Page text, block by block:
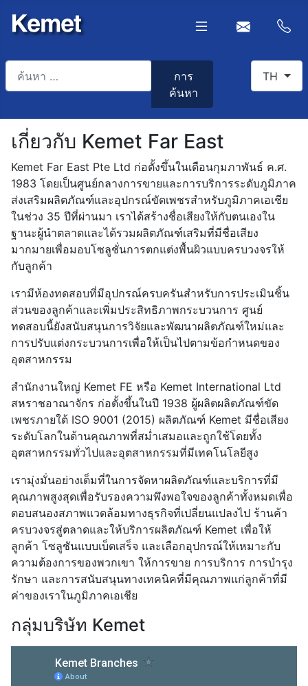
การค้นหา
Type 2 or more characters for results.
การ
ค้นหา
TH
เกี่ยวกับ Kemet Far East
Kemet Far East Pte Ltd ก่อตั้งขึ้นในเดือนกุมภาพันธ์ ค.ศ.
1983 โดยเป็นศูนย์กลางการขายและการบริการระดับภูมิภาค
ส่งเสริมผลิตภัณฑ์และอุปกรณ์ขัดเพชรสำหรับภูมิภาคเอเชีย
ในช่วง 35 ปีที่ผ่านมา เราได้สร้างชื่อเสียงให้กับตนเองใน
ฐานะผู้นำตลาดและได้รวมผลิตภัณฑ์เสริมที่มีชื่อเสียง
มากมายเพื่อมอบโซลูชั่นการตกแต่งพื้นผิวแบบครบวงจรให้
กับลูกค้า
เรามีห้องทดสอบที่มีอุปกรณ์ครบครันสำหรับการประเมินชิ้น
ส่วนของลูกค้าและเพิ่มประสิทธิภาพกระบวนการ ศูนย์
ทดสอบนี้ยังสนับสนุนการวิจัยและพัฒนาผลิตภัณฑ์ใหม่และ
การปรับแต่งกระบวนการเพื่อให้เป็นไปตามข้อกำหนดของ
อุตสาหกรรม
สำนักงานใหญ่ Kemet FE หรือ Kemet International Ltd
สหราชอาณาจักร ก่อตั้งขึ้นในปี 1938 ผู้ผลิตผลิตภัณฑ์ขัด
เพชรภายใต้ ISO 9001 (2015) ผลิตภัณฑ์ Kemet มีชื่อเสียง
ระดับโลกในด้านคุณภาพที่สม่ำเสมอและถูกใช้โดยทั้ง
อุตสาหกรรมทั่วไปและอุตสาหกรรมที่มีเทคโนโลยีสูง
เรามุ่งมั่นอย่างเต็มที่ในการจัดหาผลิตภัณฑ์และบริการที่มี
คุณภาพสูงสุดเพื่อรับรองความพึงพอใจของลูกค้าทั้งหมดเพื่อ
ตอบสนองสภาพแวดล้อมทางธุรกิจที่เปลี่ยนแปลงไป ร้านค้า
ครบวงจรสู่ตลาดและให้บริการผลิตภัณฑ์ Kemet เพื่อให้
ลูกค้า โซลูชันแบบเบ็ดเสร็จ และเลือกอุปกรณ์ให้เหมาะกับ
ความต้องการของพวกเขา ให้การขาย การบริการ การบำรุง
รักษา และการสนับสนุนทางเทคนิคที่มีคุณภาพแก่ลูกค้าที่มี
ค่าของเราในภูมิภาคเอเชีย
กลุ่มบริษัท Kemet